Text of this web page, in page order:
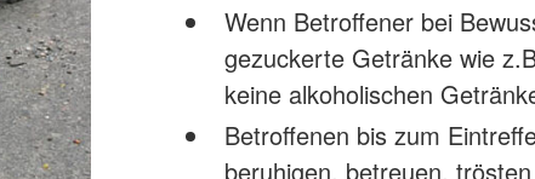
Wenn Betroffener bei
gezuckerte Getränke wie
keine alkoholischen
Betroffenen bis zum
beruhigen, betreuen,